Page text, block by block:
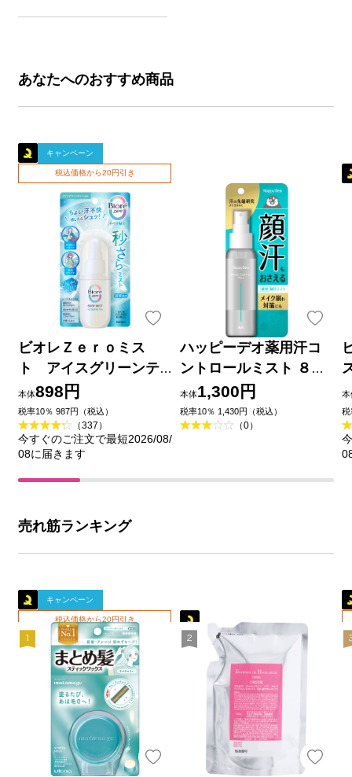
あなたへのおすすめ商品
キャンペーン
税込価格から20円引き
ビオレＺｅｒｏミス
ト アイスグリーンテ
ィーの香り ６０ｍＬ 花
王
本体898円
税率10％ 987円（税込）
（337）
今すぐのご注文で最短2026/08/
08に届きます
ハッピーデオ薬用汗コ
ントロールミスト ８０
ｍｌ マンダム (医薬部外
品)
本体1,300円
税率10％ 1,430円（税込）
（0）
本
税
売れ筋ランキング
キャンペーン
税込価格から20円引き